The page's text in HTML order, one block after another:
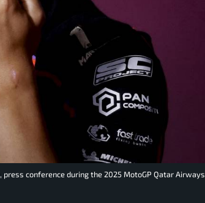
press conference during the 2025 MotoGP Qatar Airways